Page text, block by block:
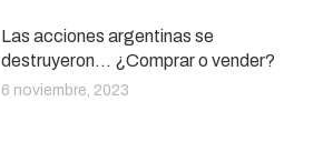
Las acciones argentinas se
destruyeron… ¿Comprar o vender?
6 noviembre, 2023